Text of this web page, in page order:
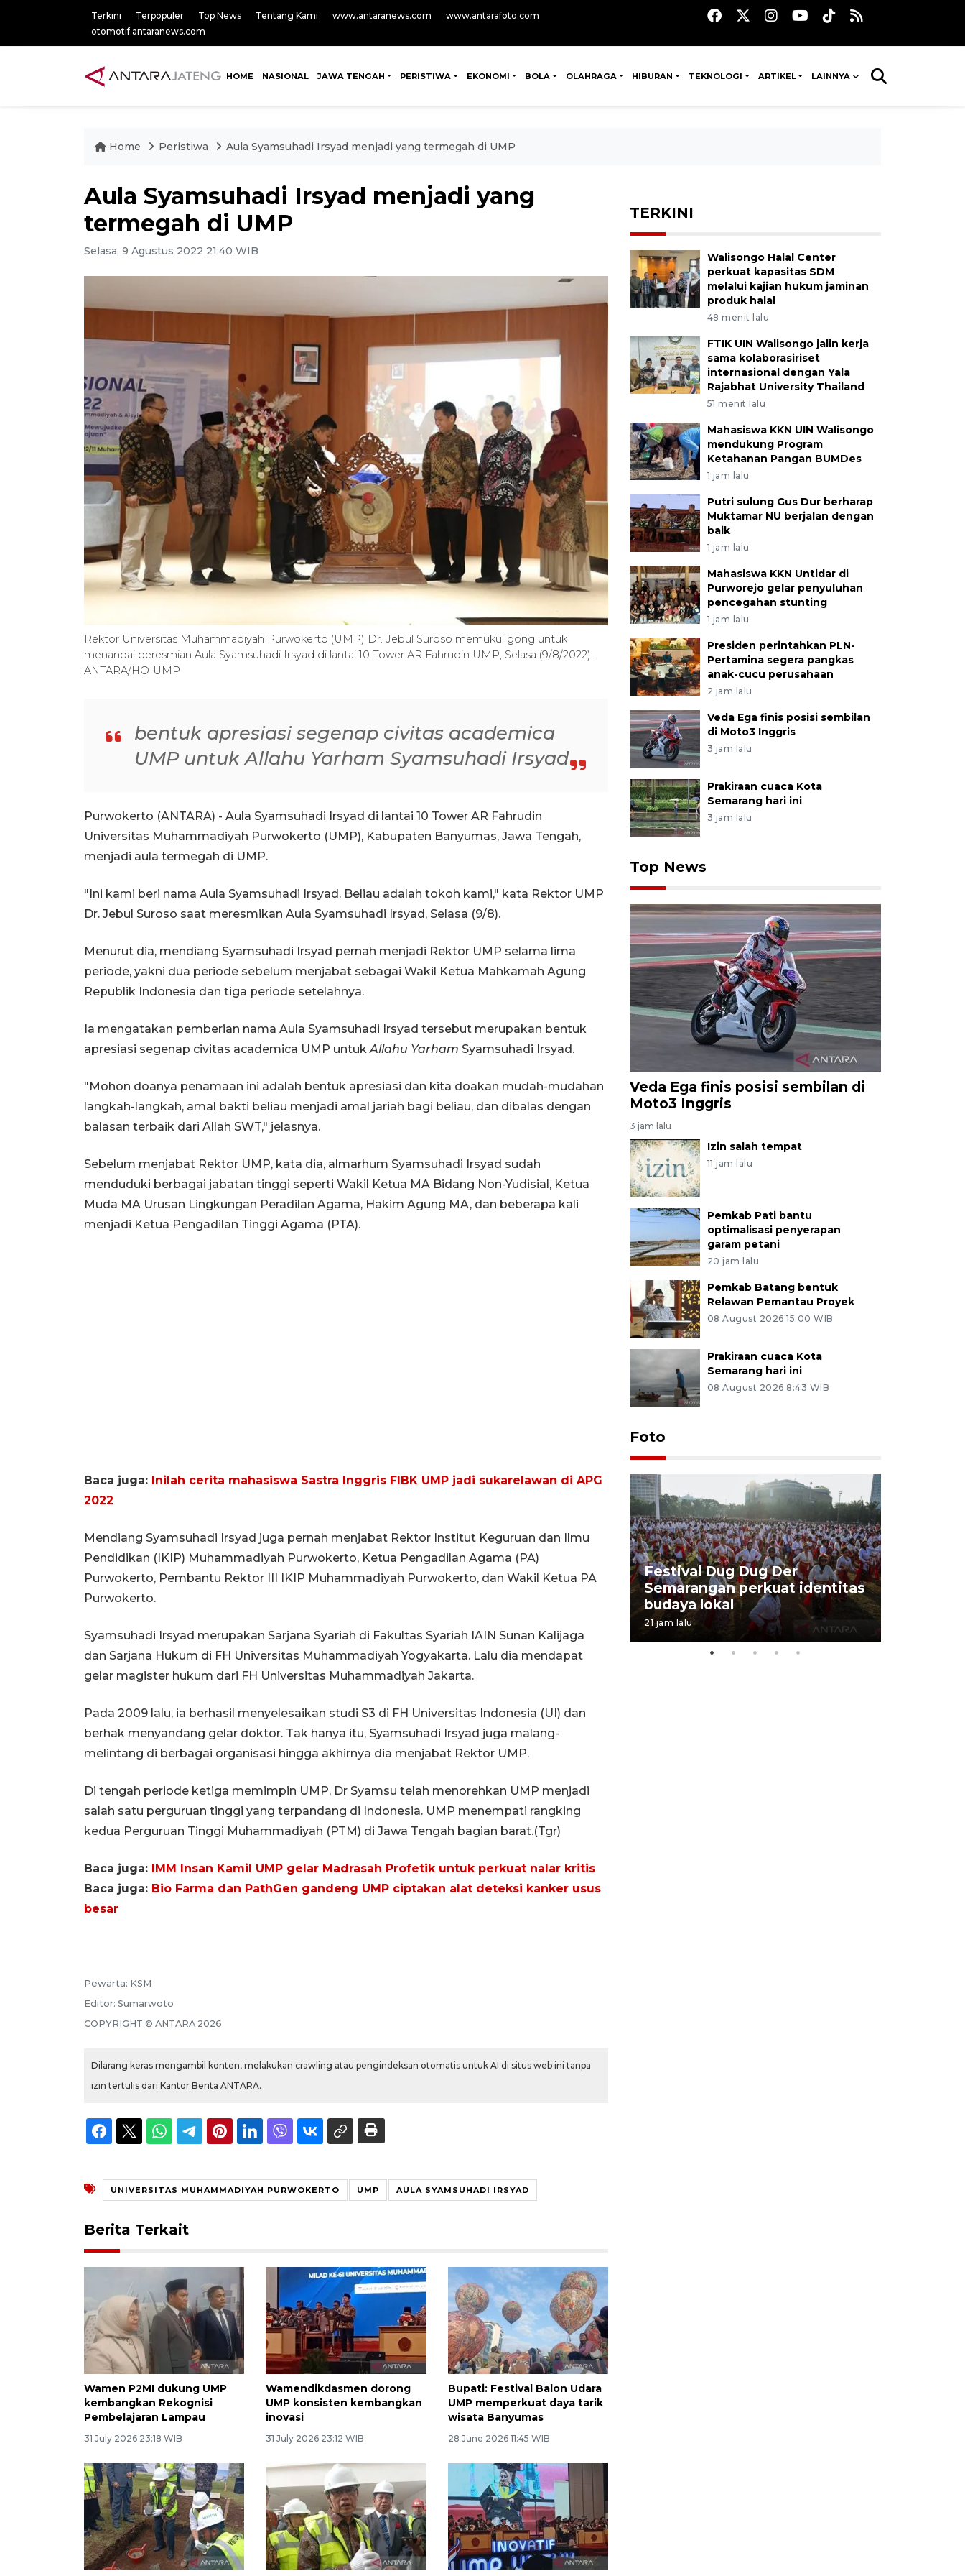
Terkini Terpopuler Top News Tentang Kami www.antaranews.com
www.antarafoto.com
otomotif.antaranews.com
HOME NASIONAL JAWA TENGAH PERISTIWA EKONOMI BOLA OLAHRAGA HIBURAN TEKNOLOGI ARTIKEL LAINNYA
Home Peristiwa Aula Syamsuhadi Irsyad menjadi yang termegah di UMP
Aula Syamsuhadi Irsyad menjadi yang
termegah di UMP
Selasa, 9 Agustus 2022 21:40 WIB
Rektor Universitas Muhammadiyah Purwokerto (UMP) Dr. Jebul Suroso memukul gong untuk
menandai peresmian Aula Syamsuhadi Irsyad di lantai 10 Tower AR Fahrudin UMP, Selasa (9/8/2022).
ANTARA/HO-UMP
bentuk apresiasi segenap civitas academica
UMP untuk Allahu Yarham Syamsuhadi Irsyad
Purwokerto (ANTARA) - Aula Syamsuhadi Irsyad di lantai 10 Tower AR Fahrudin
Universitas Muhammadiyah Purwokerto (UMP), Kabupaten Banyumas, Jawa Tengah,
menjadi aula termegah di UMP.
"Ini kami beri nama Aula Syamsuhadi Irsyad. Beliau adalah tokoh kami," kata Rektor UMP
Dr. Jebul Suroso saat meresmikan Aula Syamsuhadi Irsyad, Selasa (9/8).
Menurut dia, mendiang Syamsuhadi Irsyad pernah menjadi Rektor UMP selama lima
periode, yakni dua periode sebelum menjabat sebagai Wakil Ketua Mahkamah Agung
Republik Indonesia dan tiga periode setelahnya.
Ia mengatakan pemberian nama Aula Syamsuhadi Irsyad tersebut merupakan bentuk
apresiasi segenap civitas academica UMP untukAllahu Yarham Syamsuhadi Irsyad.
"Mohon doanya penamaan ini adalah bentuk apresiasi dan kita doakan mudah-mudahan
langkah-langkah, amal bakti beliau menjadi amal jariah bagi beliau, dan dibalas dengan
balasan terbaik dari Allah SWT," jelasnya.
Sebelum menjabat Rektor UMP, kata dia, almarhum Syamsuhadi Irsyad sudah
menduduki berbagai jabatan tinggi seperti Wakil Ketua MA Bidang Non-Yudisial, Ketua
Muda MA Urusan Lingkungan Peradilan Agama, Hakim Agung MA, dan beberapa kali
menjadi Ketua Pengadilan Tinggi Agama (PTA).
Baca juga: Inilah cerita mahasiswa Sastra Inggris FIBK UMP jadi sukarelawan di APG
2022
Mendiang Syamsuhadi Irsyad juga pernah menjabat Rektor Institut Keguruan dan Ilmu
Pendidikan (IKIP) Muhammadiyah Purwokerto, Ketua Pengadilan Agama (PA)
Purwokerto, Pembantu Rektor III IKIP Muhammadiyah Purwokerto, dan Wakil Ketua PA
Purwokerto.
Syamsuhadi Irsyad merupakan Sarjana Syariah di Fakultas Syariah IAIN Sunan Kalijaga
dan Sarjana Hukum di FH Universitas Muhammadiyah Yogyakarta. Lalu dia mendapat
gelar magister hukum dari FH Universitas Muhammadiyah Jakarta.
Pada 2009 lalu, ia berhasil menyelesaikan studi S3 di FH Universitas Indonesia (UI) dan
berhak menyandang gelar doktor. Tak hanya itu, Syamsuhadi Irsyad juga malang-
melintang di berbagai organisasi hingga akhirnya dia menjabat Rektor UMP.
Di tengah periode ketiga memimpin UMP, Dr Syamsu telah menorehkan UMP menjadi
salah satu perguruan tinggi yang terpandang di Indonesia. UMP menempati rangking
kedua Perguruan Tinggi Muhammadiyah (PTM) di Jawa Tengah bagian barat.(Tgr)
Baca juga:
IMM Insan Kamil UMP gelar Madrasah Profetik untuk perkuat nalar kritis
Baca juga: Bio Farma dan PathGen gandeng UMP ciptakan alat deteksi kanker usus
besar
Pewarta: KSM
Editor: Sumarwoto
COPYRIGHT © ANTARA 2026
Dilarang keras mengambil konten, melakukan crawling atau pengindeksan otomatis untuk AI di situs web ini tanpa
izin tertulis dari Kantor Berita ANTARA.
UNIVERSITAS MUHAMMADIYAH PURWOKERTO UMP AULA SYAMSUHADI IRSYAD
Berita Terkait
Wamen P2MI dukung UMP
kembangkan Rekognisi
Pembelajaran Lampau
31 July 2026 23:18 WIB
Wamendikdasmen dorong
UMP konsisten kembangkan
inovasi
31 July 2026 23:12 WIB
Bupati: Festival Balon Udara
UMP memperkuat daya tarik
wisata Banyumas
28 June 2026 11:45 WIB
TERKINI
Walisongo Halal Center
perkuat kapasitas SDM
melalui kajian hukum jaminan
produk halal
48 menit lalu
FTIK UIN Walisongo jalin kerja
sama kolaborasiriset
internasional dengan Yala
Rajabhat University Thailand
51 menit lalu
Mahasiswa KKN UIN Walisongo
mendukung Program
Ketahanan Pangan BUMDes
1 jam lalu
Putri sulung Gus Dur berharap
Muktamar NU berjalan dengan
baik
1 jam lalu
Mahasiswa KKN Untidar di
Purworejo gelar penyuluhan
pencegahan stunting
1 jam lalu
Presiden perintahkan PLN-
Pertamina segera pangkas
anak-cucu perusahaan
2 jam lalu
Veda Ega finis posisi sembilan
di Moto3 Inggris
3 jam lalu
Prakiraan cuaca Kota
Semarang hari ini
3 jam lalu
Top News
Veda Ega finis posisi sembilan di
Moto3 Inggris
3 jam lalu
Izin salah tempat
11 jam lalu
Pemkab Pati bantu
optimalisasi penyerapan
garam petani
20 jam lalu
Pemkab Batang bentuk
Relawan Pemantau Proyek
08 August 2026 15:00 WIB
Prakiraan cuaca Kota
Semarang hari ini
08 August 2026 8:43 WIB
Foto
Pawai sapi tunggang angkat
Festival Dug Dug Der
Semarangan perkuat identitas
budaya lokal
21 jam lalu